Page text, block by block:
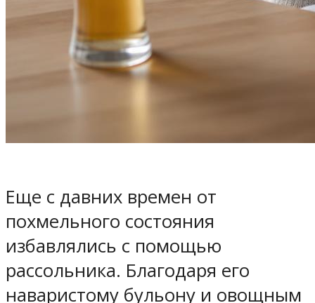
Еще с давних времен от
похмельного состояния
избавлялись с помощью
рассольника. Благодаря его
наваристому бульону и овощным